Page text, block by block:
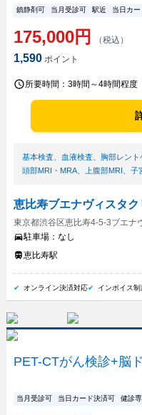
鎮静剤可 当月受診可 駅近 当日カー
175,000円 （税込）
1,590ポイント
所要時間： 3時間～4時間程度
基本検査、 血液検査、 胸部レント
頭部MRI・MRA、 上腹部MRI 、 子
恵比寿ブエナヴィスタク
東京都渋谷区恵比寿4-5-3ブエナ
駐車場： なし
恵比寿駅
オンライン決済対応 インボイス
PET-CTがん検診+脳
当月受診可 当日カード決済可 健診専